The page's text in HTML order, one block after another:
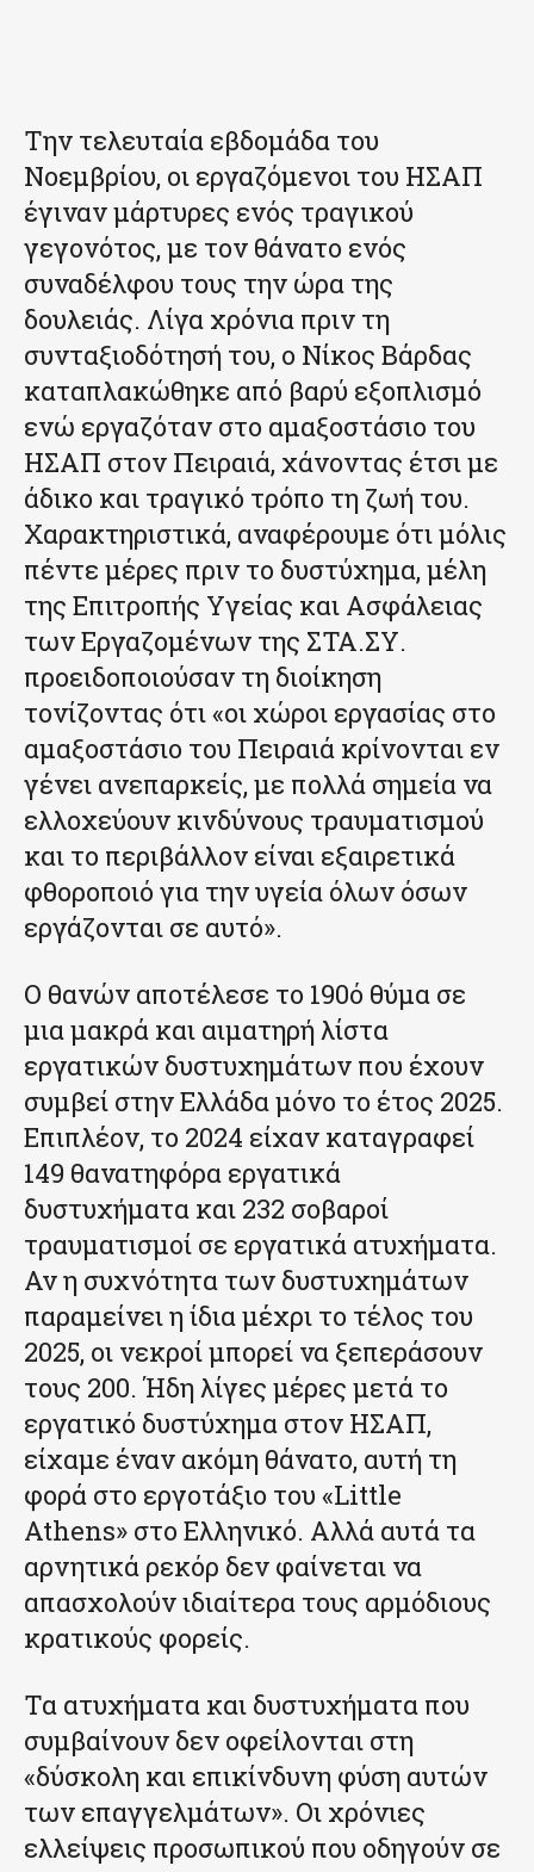
Την τελευταία εβδομάδα του
Νοεμβρίου, οι εργαζόμενοι του ΗΣΑΠ
έγιναν μάρτυρες ενός τραγικού
γεγονότος, με τον θάνατο ενός
συναδέλφου τους την ώρα της
δουλειάς. Λίγα χρόνια πριν τη
συνταξιοδότησή του, ο Νίκος Βάρδας
καταπλακώθηκε από βαρύ εξοπλισμό
ενώ εργαζόταν στο αμαξοστάσιο του
ΗΣΑΠ στον Πειραιά, χάνοντας έτσι με
άδικο και τραγικό τρόπο τη ζωή του.
Χαρακτηριστικά, αναφέρουμε ότι μόλις
πέντε μέρες πριν το δυστύχημα, μέλη
της Επιτροπής Υγείας και Ασφάλειας
των Εργαζομένων της ΣΤΑ.ΣΥ.
προειδοποιούσαν τη διοίκηση
τονίζοντας ότι «οι χώροι εργασίας στο
αμαξοστάσιο του Πειραιά κρίνονται εν
γένει ανεπαρκείς, με πολλά σημεία να
ελλοχεύουν κινδύνους τραυματισμού
και το περιβάλλον είναι εξαιρετικά
φθοροποιό για την υγεία όλων όσων
εργάζονται σε αυτό».
Ο θανών αποτέλεσε το 190ό θύμα σε
μια μακρά και αιματηρή λίστα
εργατικών δυστυχημάτων που έχουν
συμβεί στην Ελλάδα μόνο το έτος 2025.
Επιπλέον, το 2024 είχαν καταγραφεί
149 θανατηφόρα εργατικά
δυστυχήματα και 232 σοβαροί
τραυματισμοί σε εργατικά ατυχήματα.
Αν η συχνότητα των δυστυχημάτων
παραμείνει η ίδια μέχρι το τέλος του
2025, οι νεκροί μπορεί να ξεπεράσουν
τους 200. Ήδη λίγες μέρες μετά το
εργατικό δυστύχημα στον ΗΣΑΠ,
είχαμε έναν ακόμη θάνατο, αυτή τη
φορά στο εργοτάξιο του «Little
Athens» στο Ελληνικό. Αλλά αυτά τα
αρνητικά ρεκόρ δεν φαίνεται να
απασχολούν ιδιαίτερα τους αρμόδιους
κρατικούς φορείς.
Τα ατυχήματα και δυστυχήματα που
συμβαίνουν δεν οφείλονται στη
«δύσκολη και επικίνδυνη φύση αυτών
των επαγγελμάτων». Οι χρόνιες
ελλείψεις προσωπικού που οδηγούν σε